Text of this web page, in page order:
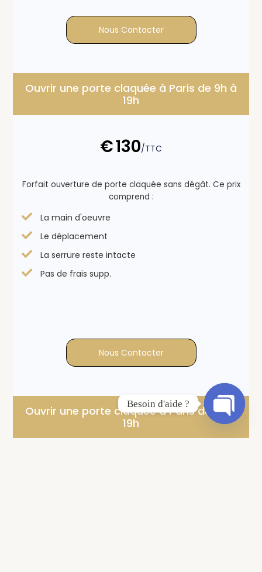
Nous Contacter
Ouvrir une porte claquée à Paris de 9h à
19h
€130/TTC
Forfait ouverture de porte claquée sans dégât. Ce prix
comprend :
La main d'oeuvre
Le déplacement
La serrure reste intacte
Pas de frais supp.
Nous Contacter
Ouvrir une porte claquée à Paris de 9h à
19h
Besoin d'aide ?
Open